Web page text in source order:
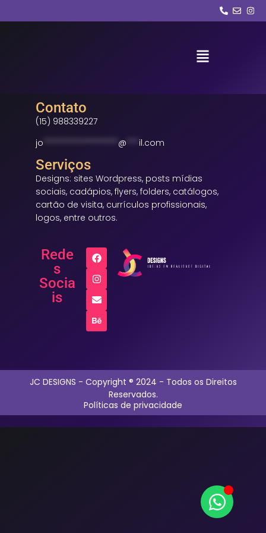
Contato
(15) 988339227
jo
@ il.com
Serviços
Designs: sites Wordpress, posts mídias
sociais, cadápios, flyers, folders, catálogos,
cartão de visita, currículos profissionais,
logos, entre outros.
Rede
s
Socia
is
JC DESIGNS - Copyright ® 2024 - Todos os Direitos
Reservados.
Políticas de privacidade